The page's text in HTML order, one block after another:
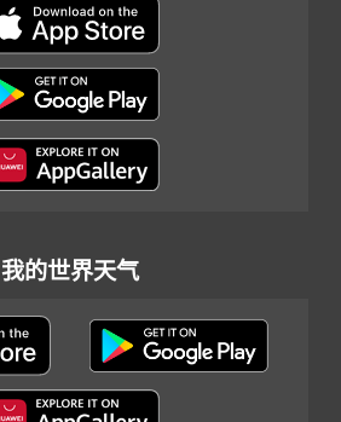
我的世界天气